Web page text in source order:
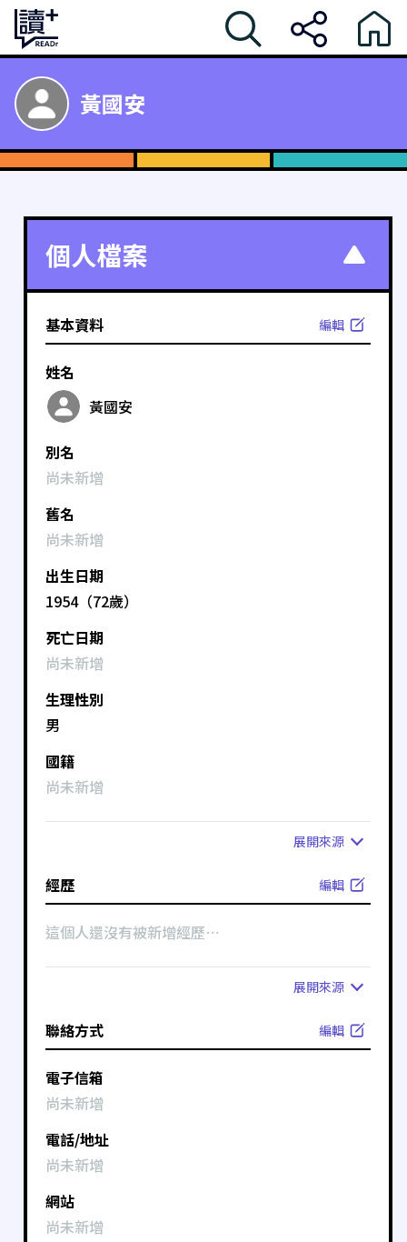
黃國安
個人檔案
基本資料 編輯
姓名
黃國安
別名
尚未新增
舊名
尚未新增
出生日期
1954（72歲）
死亡日期
尚未新增
生理性別
男
國籍
尚未新增
展開來源
經歷 編輯
這個人還沒有被新增經歷⋯
展開來源
聯絡方式 編輯
電子信箱
尚未新增
電話/地址
尚未新增
網站
尚未新增